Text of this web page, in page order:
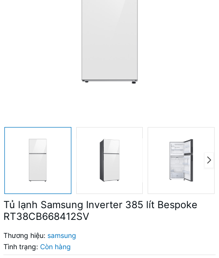
Tủ lạnh Samsung Inverter 385 lít Bespoke
RT38CB668412SV
Thương hiệu: samsung
Tình trạng: Còn hàng